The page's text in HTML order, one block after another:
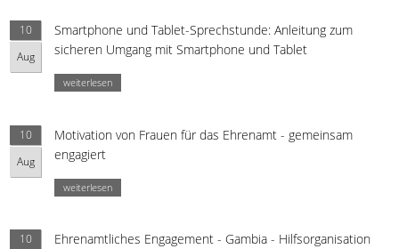
10
Aug
Smartphone und Tablet-Sprechstunde: Anleitung zum
sicheren Umgang mit Smartphone und Tablet
weiterlesen
10
Aug
Motivation von Frauen für das Ehrenamt - gemeinsam
engagiert
weiterlesen
10
Ehrenamtliches Engagement - Gambia - Hilfsorganisation